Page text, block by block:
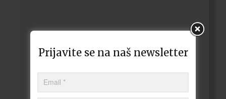
Kineski jezik i kultura
Stipendije
Prijavite se na naš newsletter